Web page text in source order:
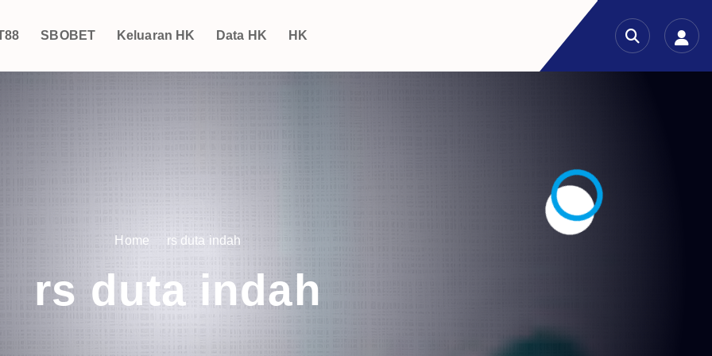
SBOBET Keluaran HK Data HK HK
Home rs duta indah
rs duta indah